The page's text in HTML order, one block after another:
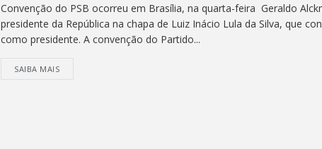
Convenção do PSB ocorreu em Brasília, na quarta-feira Geraldo
presidente da República na chapa de Luiz Inácio Lula da Silva, que
como presidente. A convenção do Partido...
SAIBA MAIS